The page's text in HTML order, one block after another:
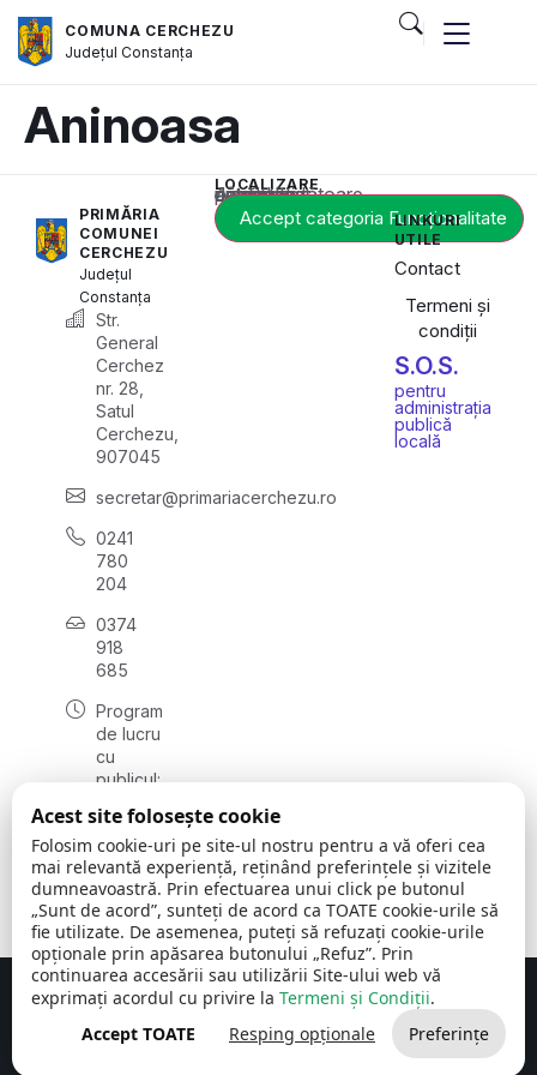
COMUNA CERCHEZU
JudețulConstanța
Aninoasa
PRIMĂRIA
COMUNEI
CERCHEZU
Județul
Constanța
Str.
General
Cerchez
nr. 28,
Satul
Cerchezu,
907045
secretar@primariacerchezu.ro
0241
780
204
0374
918
685
Program
de lucru
cu
publicul:
08:00 -
16:30
, vineri:
08:00 -
14:00
LOCALIZARE
Acest conținut este blocat până când acceptați categoria corespunzătoare de cookie-uri.
Accept categoria Funcționalitate
LINKURI
UTILE
Contact
Termeni și
condiții
S.O.S.
pentru
administrația
publică
locală
Comuna Cerchezu © 2026Toate drepturile rezervate
Concept realizat de Big Media Relații Publice SRL
Acest site folosește cookie
Folosim cookie-uri pe site-ul nostru pentru a vă oferi cea
mai relevantă experiență, reținând preferințele și vizitele
dumneavoastră. Prin efectuarea unui click pe butonul
„Sunt de acord”, sunteți de acord ca TOATE cookie-urile să
fie utilizate. De asemenea, puteți să refuzați cookie-urile
opționale prin apăsarea butonului „Refuz”. Prin
continuarea accesării sau utilizării Site-ului web vă
exprimați acordul cu privire la Termeni și Condiții.
Accept TOATE
Resping opționale Preferințe